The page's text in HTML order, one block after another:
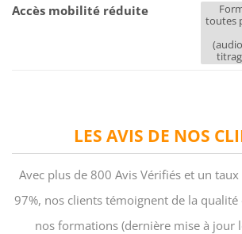
LES AVIS DE NOS
Avec plus de 800 Avis Vérifiés et un
97%, nos clients témoignent de la
nos formations (dernière mise à jour
Accès mobilité réduite
toutes